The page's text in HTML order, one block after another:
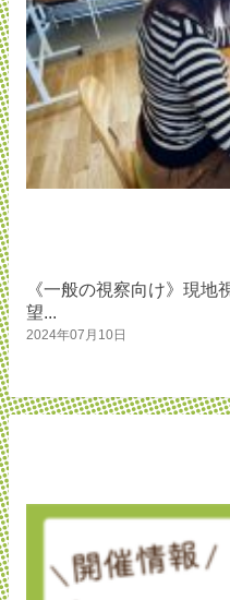
《一般の視察向け》現
望...
2024年07月10日